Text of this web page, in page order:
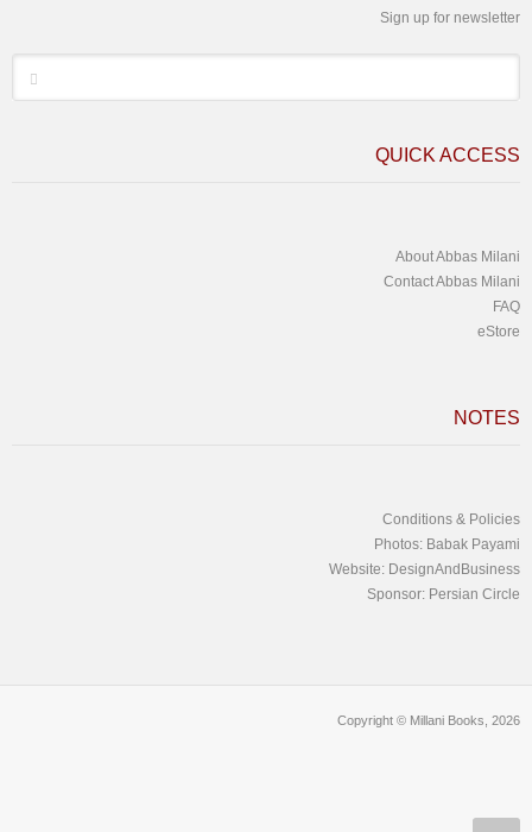
Sign up for newsletter
QUICK ACCESS
About Abbas Milani
Contact Abbas Milani
FAQ
eStore
NOTES
Conditions & Policies
Photos: Babak Payami
Website: DesignAndBusiness
Sponsor: Persian Circle
Copyright © Millani Books, 2026